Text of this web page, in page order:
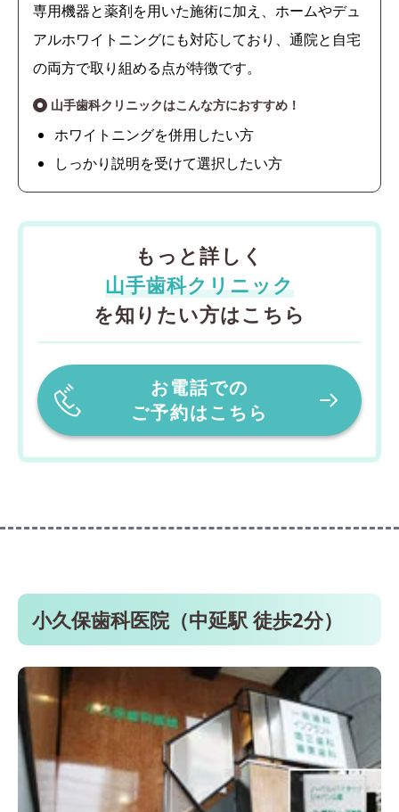
専用機器と薬剤を用いた施術に加え、ホームやデュ
アルホワイトニングにも対応しており、通院と自宅
の両方で取り組める点が特徴です。
山手歯科クリニックはこんな方におすすめ！
ホワイトニングを併用したい方
しっかり説明を受けて選択したい方
もっと詳しく
山手歯科クリニック
を知りたい方はこちら
お電話での
ご予約はこちら
小久保歯科医院（中延駅 徒歩2分）